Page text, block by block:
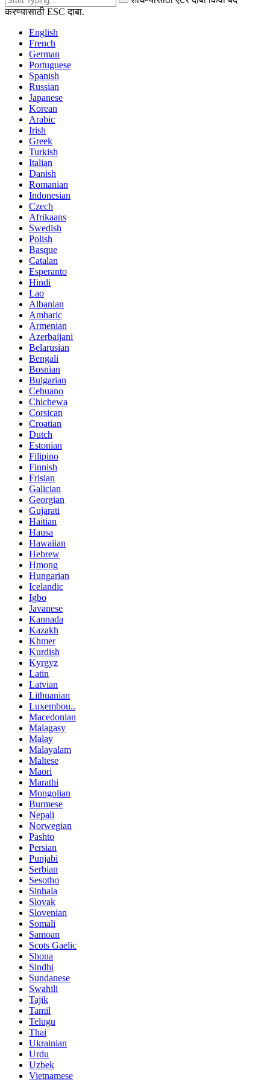
करण्यासाठी ESC दाबा.
English
French
German
Portuguese
Spanish
Russian
Japanese
Korean
Arabic
Irish
Greek
Turkish
Italian
Danish
Romanian
Indonesian
Czech
Afrikaans
Swedish
Polish
Basque
Catalan
Esperanto
Hindi
Lao
Albanian
Amharic
Armenian
Azerbaijani
Belarusian
Bengali
Bosnian
Bulgarian
Cebuano
Chichewa
Corsican
Croatian
Dutch
Estonian
Filipino
Finnish
Frisian
Galician
Georgian
Gujarati
Haitian
Hausa
Hawaiian
Hebrew
Hmong
Hungarian
Icelandic
Igbo
Javanese
Kannada
Kazakh
Khmer
Kurdish
Kyrgyz
Latin
Latvian
Lithuanian
Luxembou..
Macedonian
Malagasy
Malay
Malayalam
Maltese
Maori
Marathi
Mongolian
Burmese
Nepali
Norwegian
Pashto
Persian
Punjabi
Serbian
Sesotho
Sinhala
Slovak
Slovenian
Somali
Samoan
Scots Gaelic
Shona
Sindhi
Sundanese
Swahili
Tajik
Tamil
Telugu
Thai
Ukrainian
Urdu
Uzbek
Vietnamese